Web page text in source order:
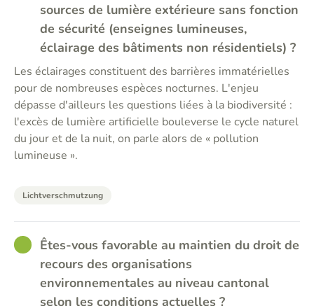
sources de lumière extérieure sans fonction
de sécurité (enseignes lumineuses,
éclairage des bâtiments non résidentiels) ?
Les éclairages constituent des barrières immatérielles
pour de nombreuses espèces nocturnes. L'enjeu
dépasse d'ailleurs les questions liées à la biodiversité :
l'excès de lumière artificielle bouleverse le cycle naturel
du jour et de la nuit, on parle alors de « pollution
lumineuse ».
Lichtverschmutzung
GOODÊtes-vous favorable au maintien du droit de
recours des organisations
environnementales au niveau cantonal
selon les conditions actuelles ?